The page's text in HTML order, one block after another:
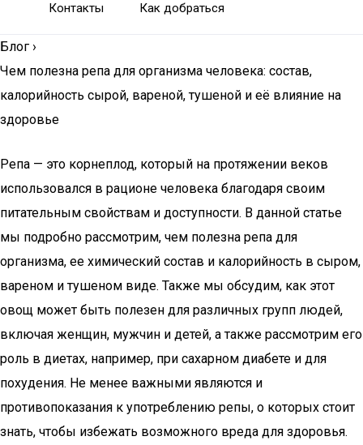
Контакты Как добраться
Блог ›
Чем полезна репа для организма человека: состав,
калорийность сырой, вареной, тушеной и её влияние на
здоровье
Репа — это корнеплод, который на протяжении веков
использовался в рационе человека благодаря своим
питательным свойствам и доступности. В данной статье
мы подробно рассмотрим, чем полезна репа для
организма, ее химический состав и калорийность в сыром,
вареном и тушеном виде. Также мы обсудим, как этот
овощ может быть полезен для различных групп людей,
включая женщин, мужчин и детей, а также рассмотрим его
роль в диетах, например, при сахарном диабете и для
похудения. Не менее важными являются и
противопоказания к употреблению репы, о которых стоит
знать, чтобы избежать возможного вреда для здоровья.